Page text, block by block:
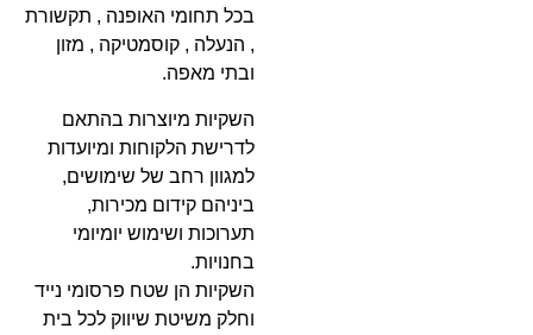
בכל תחומי האופנה , תקשורת
, הנעלה , קוסמטיקה , מזון
ובתי מאפה.
השקיות מיוצרות בהתאם
לדרישת הלקוחות ומיועדות
למגוון רחב של שימושים,
ביניהם קידום מכירות,
תערוכות ושימוש יומיומי
בחנויות.
השקיות הן שטח פרסומי נייד
וחלק משיטת שיווק לכל בית